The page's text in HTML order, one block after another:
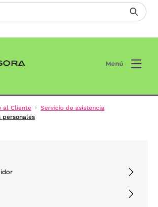
Menú
al Cliente
Servicio de asistencia
personales